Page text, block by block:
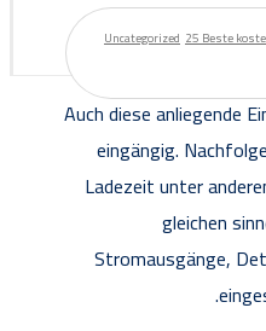
Uncategorized 25 Beste
Auch diese anliegende
eingängig.
Ladezeit unter
gleichen
Stromausgänge,